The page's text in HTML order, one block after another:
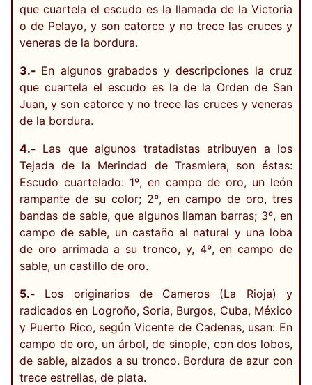
que cuartela el escudo es la llamada de la Victoria
o de Pelayo, y son catorce y no trece las cruces y
veneras de la bordura.
3.- En algunos grabados y descripciones la cruz
que cuartela el escudo es la de la Orden de San
Juan, y son catorce y no trece las cruces y veneras
de la bordura.
4.- Las que algunos tratadistas atribuyen a los
Tejada de la Merindad de Trasmiera, son éstas:
Escudo cuartelado: 1º, en campo de oro, un león
rampante de su color; 2º, en campo de oro, tres
bandas de sable, que algunos llaman barras; 3º, en
campo de sable, un castaño al natural y una loba
de oro arrimada a su tronco, y, 4º, en campo de
sable, un castillo de oro.
5.- Los originarios de Cameros (La Rioja) y
radicados en Logroño, Soria, Burgos, Cuba, México
y Puerto Rico, según Vicente de Cadenas, usan: En
campo de oro, un árbol, de sinople, con dos lobos,
de sable, alzados a su tronco. Bordura de azur con
trece estrellas, de plata.